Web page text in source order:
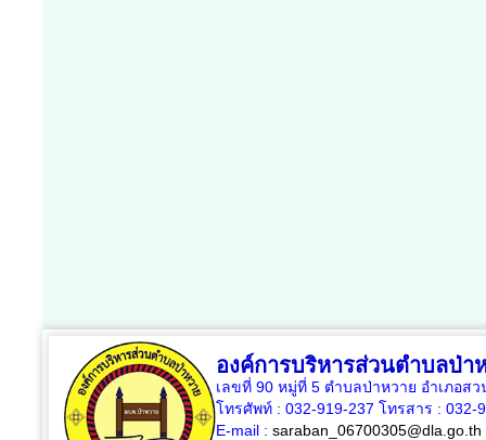
องค์การบริหารส่วนตำบลป่า
เลขที่ 90 หมู่ที่ 5 ตำบลป่าหวาย อำเภอส
โทรศัพท์ : 032-919-237 โทรสาร : 032-
E-mail : saraban_06700305@dla.go.th